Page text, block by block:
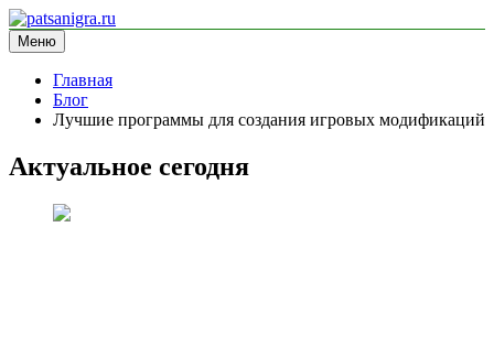
Перейти
к
содержимому
patsanigra.ru
информационный сайт
Меню
Главная
Блог
Лучшие программы для создания игровых модификаций
Актуальное сегодня